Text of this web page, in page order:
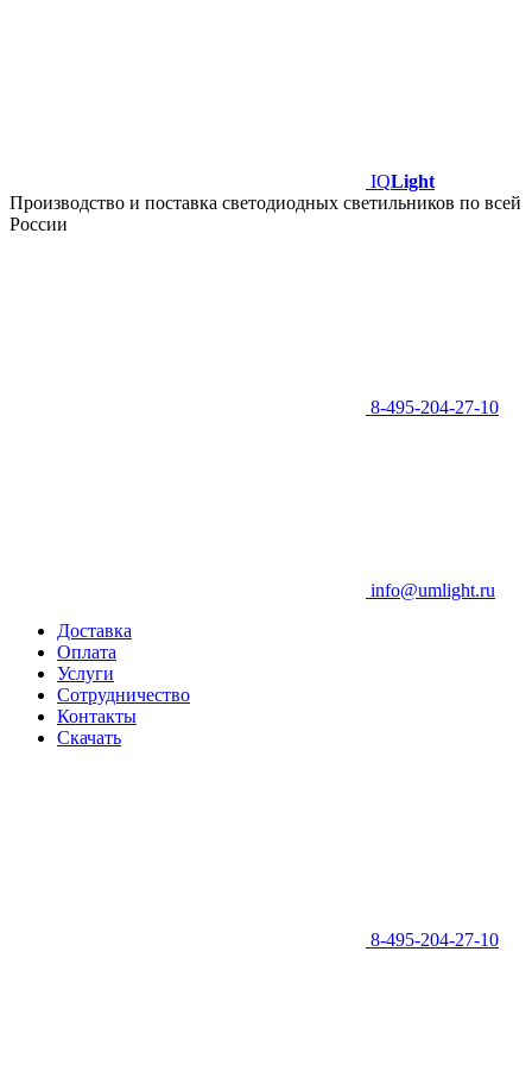
IQLight
Производство и поставка светодиодных светильников по всей
России
8-495-204-27-10
info@umlight.ru
Доставка
Оплата
Услуги
Сотрудничество
Контакты
Скачать
8-495-204-27-10